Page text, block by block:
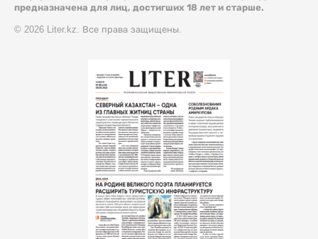
предназначена для лиц, достигших 18 лет и старше.
© 2026 Liter.kz. Все права защищены.